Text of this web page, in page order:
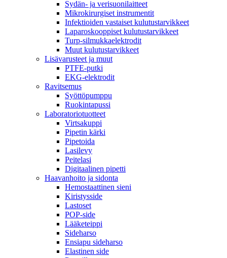
Sydän- ja verisuonilaitteet
Mikrokirurgiset instrumentit
Infektioiden vastaiset kulutustarvikkeet
Laparoskooppiset kulutustarvikkeet
Turp-silmukkaelektrodit
Muut kulutustarvikkeet
Lisävarusteet ja muut
PTFE-putki
EKG-elektrodit
Ravitsemus
Syöttöpumppu
Ruokintapussi
Laboratoriotuotteet
Virtsakuppi
Pipetin kärki
Pipetoida
Lasilevy
Peitelasi
Digitaalinen pipetti
Haavanhoito ja sidonta
Hemostaattinen sieni
Kiristysside
Lastoset
POP-side
Lääketeippi
Sideharso
Ensiapu sideharso
Elastinen side